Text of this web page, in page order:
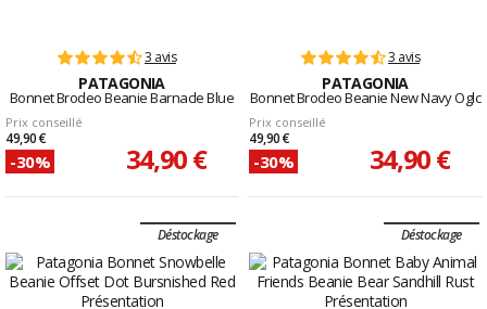
3 avis
PATAGONIA
Bonnet Brodeo Beanie Barnacle Blue
Prix conseillé
49,90 €
-30% 34,90 €
3 avis
PATAGONIA
Bonnet Brodeo Beanie New Navy Oglc
Prix conseillé
49,90 €
-30% 34,90 €
Déstockage Déstockage